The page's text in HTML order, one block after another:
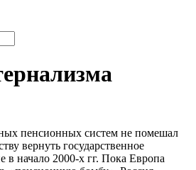
пенсионных систем не помешал
вернуть государственное
в начало 2000-х гг. Пока Европа